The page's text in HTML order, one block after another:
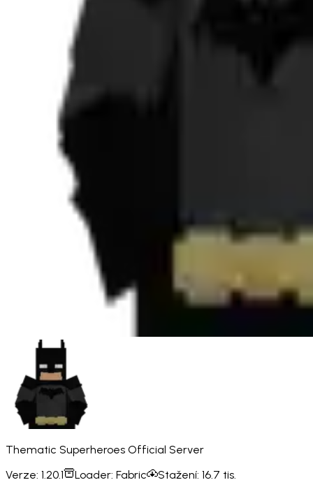
Thematic Superheroes Official Server
Verze: 1.20.1 Loader: Fabric Stažení: 16.7 tis.